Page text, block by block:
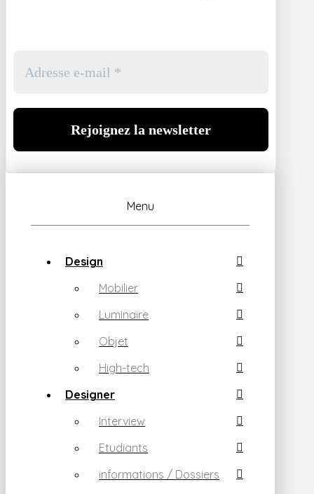
Menu
Design
Mobilier
Luminaire
Objet
High-tech
Designer
Interview
Etudiants
informations / Dossiers